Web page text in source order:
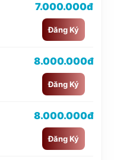
7.000.000đ
Đăng Ký
8.000.000đ
Đăng Ký
8.000.000đ
Đăng Ký